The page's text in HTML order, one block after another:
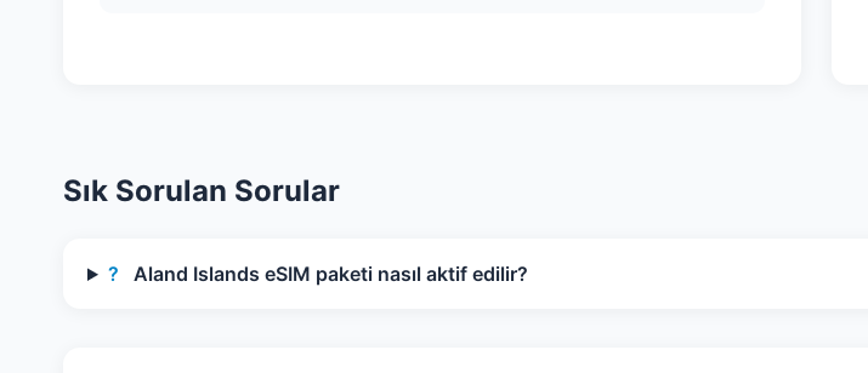
Sık Sorulan Sorular
? Aland Islands eSIM paketi nasıl aktif edilir?